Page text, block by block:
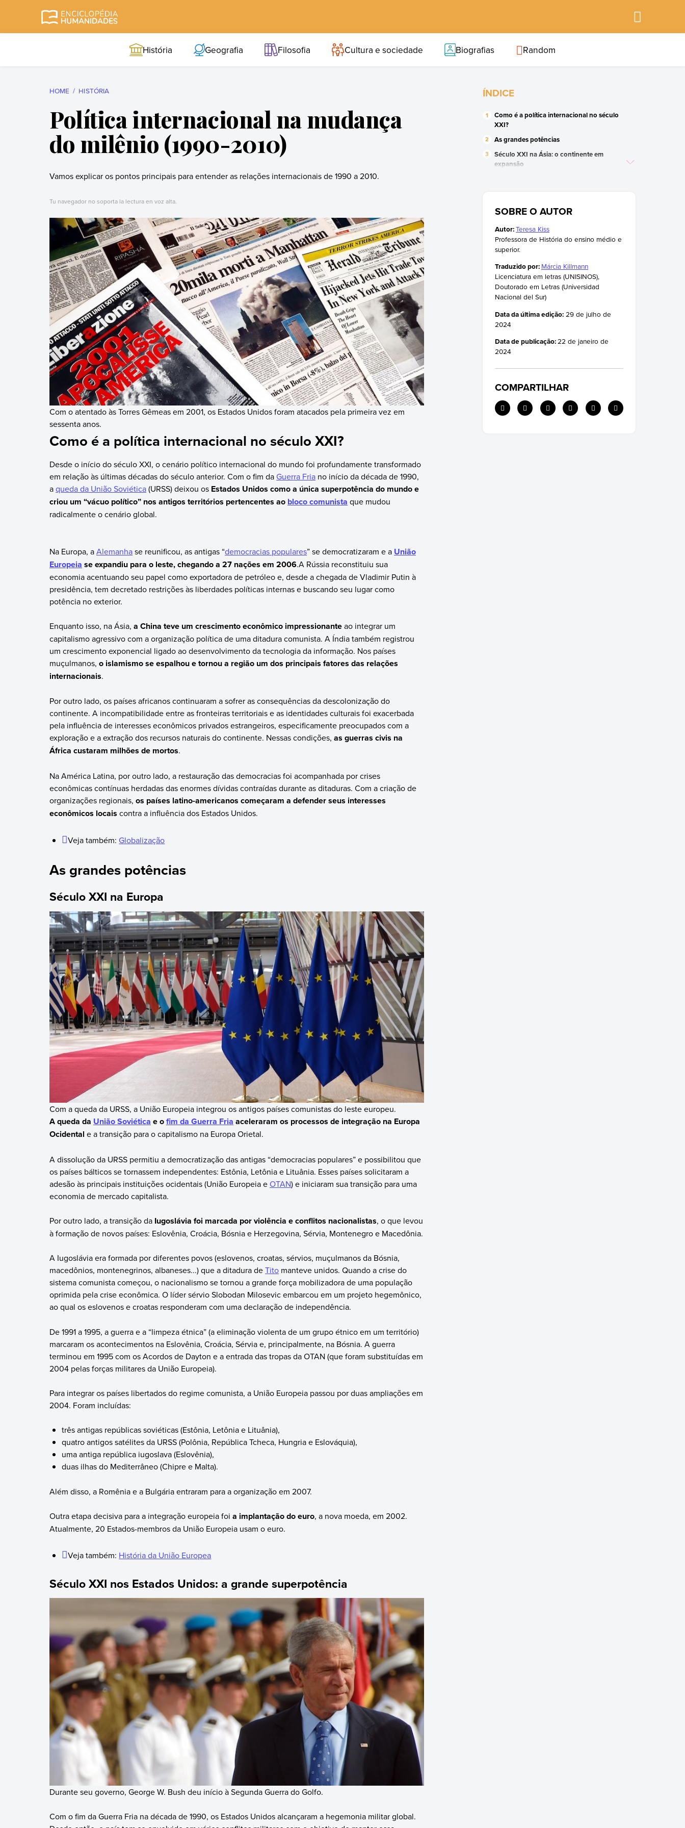
História Geografia Filosofia Cultura e sociedade Biografias Random
HOME HISTÓRIA
Política internacional na mudança
do milênio (1990-2010)
Vamos explicar os pontos principais para entender as relações internacionais de 1990 a 2010.
Tu navegador no soporta la lectura en voz alta.
Com o atentado às Torres Gêmeas em 2001, os Estados Unidos foram atacados pela primeira vez em
sessenta anos.
Como é a política internacional no século XXI?
Desde o início do século XXI, o cenário político internacional do mundo foi profundamente transformado
em relação às últimas décadas do século anterior. Com o fim da Guerra Friano início da década de 1990,
aqueda da União Soviética(URSS) deixou os Estados Unidos como a única superpotência do mundo e
criou um “vácuo político” nos antigos territórios pertencentes ao bloco comunista que mudou
radicalmente o cenário global.
Na Europa, aAlemanhase reunificou, as antigas “democracias populares” se democratizaram e a União
Europeia se expandiu para o leste, chegando a 27 nações em 2006.A Rússia reconstituiu sua
economia acentuando seu papel como exportadora de petróleo e, desde a chegada de Vladimir Putin à
presidência, tem decretado restrições às liberdades políticas internas e buscando seu lugar como
potência no exterior.
Enquanto isso, na Ásia, a China teve um crescimento econômico impressionanteao integrar um
capitalismo agressivo com a organização política de uma ditadura comunista. A Índia também registrou
um crescimento exponencial ligado ao desenvolvimento da tecnologia da informação. Nos países
muçulmanos, o islamismo se espalhou e tornou a região um dos principais fatores das relações
internacionais.
Por outro lado, os países africanos continuaram a sofrer as consequências da descolonização do
continente. A incompatibilidade entre as fronteiras territoriais e as identidades culturais foi exacerbada
pela influência de interesses econômicos privados estrangeiros, especificamente preocupados com a
exploração e a extração dos recursos naturais do continente. Nessas condições, as guerras civis na
África custaram milhões de mortos.
Na América Latina, por outro lado, a restauração das democracias foi acompanhada por crises
econômicas contínuas herdadas das enormes dívidas contraídas durante as ditaduras. Com a criação de
organizações regionais, os países latino-americanos começaram a defender seus interesses
econômicos locais contra a influência dos Estados Unidos.
Veja também: Globalização
As grandes potências
Século XXI na Europa
Com a queda da URSS, a União Europeia integrou os antigos países comunistas do leste europeu.
A queda da União Soviética e ofim da Guerra Fria aceleraram os processos de integração na Europa
Ocidental e a transição para o capitalismo na Europa Orietal.
A dissolução da URSS permitiu a democratização das antigas “democracias populares” e possibilitou que
os países bálticos se tornassem independentes: Estônia, Letônia e Lituânia. Esses países solicitaram a
adesão às principais instituições ocidentais (União Europeia eOTAN) e iniciaram sua transição para uma
economia de mercado capitalista.
Por outro lado, a transição da Iugoslávia foi marcada por violência e conflitos nacionalistas, o que levou
à formação de novos países: Eslovênia, Croácia, Bósnia e Herzegovina, Sérvia, Montenegro e Macedônia.
A Iugoslávia era formada por diferentes povos (eslovenos, croatas, sérvios, muçulmanos da Bósnia,
macedônios, montenegrinos, albaneses...) que a ditadura deTitomanteve unidos. Quando a crise do
sistema comunista começou, o nacionalismo se tornou a grande força mobilizadora de uma população
oprimida pela crise econômica. O líder sérvio Slobodan Milosevic embarcou em um projeto hegemônico,
ao qual os eslovenos e croatas responderam com uma declaração de independência.
De 1991 a 1995, a guerra e a “limpeza étnica” (a eliminação violenta de um grupo étnico em um território)
marcaram os acontecimentos na Eslovênia, Croácia, Sérvia e, principalmente, na Bósnia. A guerra
terminou em 1995 com os Acordos de Dayton e a entrada das tropas da OTAN (que foram substituídas em
2004 pelas forças militares da União Europeia).
Para integrar os países libertados do regime comunista, a União Europeia passou por duas ampliações em
2004. Foram incluídas:
três antigas repúblicas soviéticas (Estônia, Letônia e Lituânia),
quatro antigos satélites da URSS (Polônia, República Tcheca, Hungria e Eslováquia),
uma antiga república iugoslava (Eslovênia),
duas ilhas do Mediterrâneo (Chipre e Malta).
Além disso, a Romênia e a Bulgária entraram para a organização em 2007.
Outra etapa decisiva para a integração europeia foi a implantação do euro, a nova moeda, em 2002.
Atualmente, 20 Estados-membros da União Europeia usam o euro.
Veja também: História da União Europea
Século XXI nos Estados Unidos: a grande superpotência
Durante seu governo, George W. Bush deu início à Segunda Guerra do Golfo.
Com o fim da Guerra Fria na década de 1990, os Estados Unidos alcançaram a hegemonia militar global.
ÍNDICE
Como é a política internacional no século
XXI?
As grandes potências
Século XXI na Ásia: o continente em
expansão
SOBRE O AUTOR
Autor:Teresa Kiss
Professora de História do ensino médio e
superior.
Traduzido por: Márcia Killmann
Licenciatura em letras (UNISINOS),
Doutorado em Letras (Universidad
Nacional del Sur)
Data da última edição: 29 de julho de
2024
Data de publicação:22 de janeiro de
2024
COMPARTILHAR